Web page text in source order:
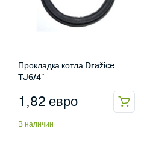
Прокладка котла Dražice
TJ6/4`
1,82 евро
В наличии